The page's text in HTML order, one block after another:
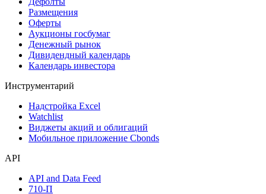
Календарь
Календарь событий
Дефолты
Размещения
Оферты
Денежный рынок
Календарь инвестора
Инструментарий
Мобильное приложение Cbonds